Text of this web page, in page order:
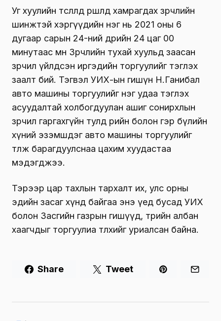
Уг хуулийн төслөлд өршөөлд хамрагдах зөрчлийн
шинжтэй хэргүүдийн нэг нь 2021 оны 6
дугаар сарын 24-ний өдрийн 24 цаг 00
минутаас өмнө Зөрчлийн тухай хуульд заасан
зөрчил үйлдсэн иргэдийн торгуулийг тэглэх
заалт бий. Тэгвэл УИХ-ын гишүн Н.Ганибал
авто машины торгуулийг нэг удаа тэглэх
асуудалтай холбогдуулан ашиг сонирхлын
зөрчил гаргахгүйн тулд өөрийн болон гэр бүлийн
хүний эзэмшдэг авто машины торгуулийг
төлж барагдуулснаа цахим хуудастаа
мэдэгджээ.
Тэрээр цар тахлын тархалт их, улс орны
эдийн засаг хүнд байгаа энэ үед бусад УИХ
болон Засгийн газрын гишүүд, төрийн албан
хаагчдыг торгуулиа төлөхийг уриалсан байна.
Share Tweet